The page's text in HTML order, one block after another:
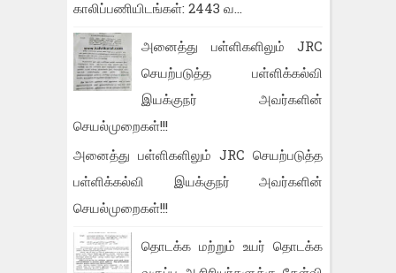
காலிப்பணியிடங்கள்: 2443 வ...
அனைத்து பள்ளிகளிலும் JRC
செயற்படுத்த பள்ளிக்கல்வி
இயக்குநர் அவர்களின்
செயல்முறைகள்!!!
அனைத்து பள்ளிகளிலும் JRC செயற்படுத்த
பள்ளிக்கல்வி இயக்குநர் அவர்களின்
செயல்முறைகள்!!!
தொடக்க மற்றும் உயர் தொடக்க